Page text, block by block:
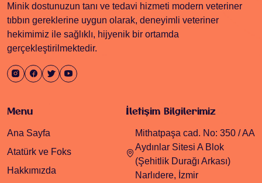
Minik dostunuzun tanı ve tedavi hizmeti modern veteriner
tıbbın gereklerine uygun olarak, deneyimli veteriner
hekimimiz ile sağlıklı, hijyenik bir ortamda
gerçekleştirilmektedir.
Menu
Ana Sayfa
Atatürk ve Foks
Hakkımızda
İletişim Bilgilerimiz
Mithatpaşa cad. No: 350 / AA
Aydınlar Sitesi A Blok
(Şehitlik Durağı Arkası)
Narlıdere, İzmir